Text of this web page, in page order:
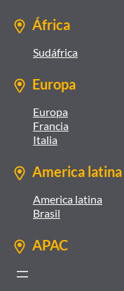
África
Sudáfrica
Europa
Europa
Francia
Italia
America latina
America latina
Brasil
APAC